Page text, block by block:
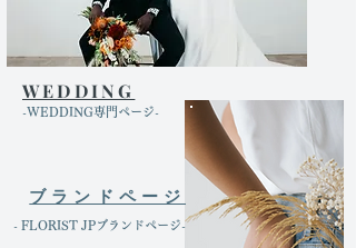
WEDDING
​-WEDDING専門ページ-
ブランドページ
​- FLORIST JPブランドページ-